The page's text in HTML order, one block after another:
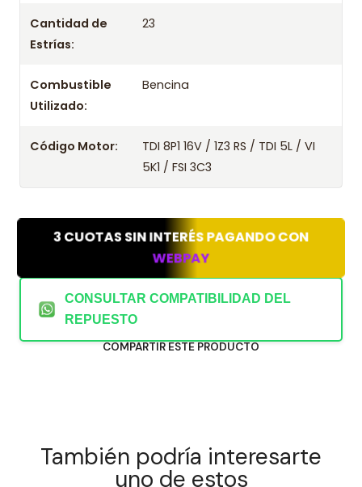
Cantidad de
Estrías:
23
Combustible
Utilizado:
Bencina
Código Motor:
TDI 8P1 16V / 1Z3 RS / TDI 5L / VI
5K1 / FSI 3C3
3 CUOTAS SIN INTERÉS PAGANDO CON
WEBPAY
CONSULTAR COMPATIBILIDAD DEL
REPUESTO
COMPARTIR ESTE PRODUCTO
También podría interesarte
uno de estos